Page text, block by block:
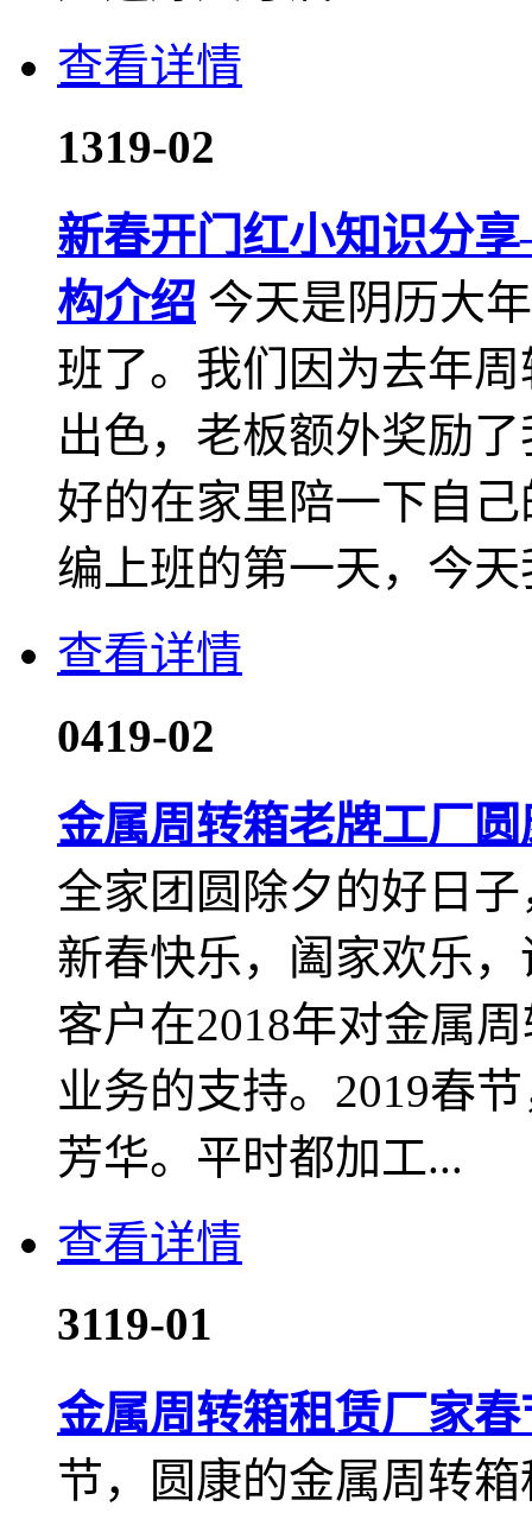
查看详情
1319-02
新春开门红小知识分
构介绍 今天是阴历大
班了。我们因为去年
出色，老板额外奖励
好的在家里陪一下自
编上班的第一天，今
查看详情
0419-02
金属周转箱老牌工厂
全家团圆除夕的好日
新春快乐，阖家欢乐
客户在2018年对金属
业务的支持。2019春
芳华。平时都加工...
查看详情
3119-01
金属周转箱租赁厂家
节，圆康的金属周转